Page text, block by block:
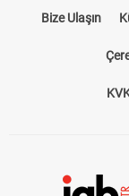
Bize Ulaşın